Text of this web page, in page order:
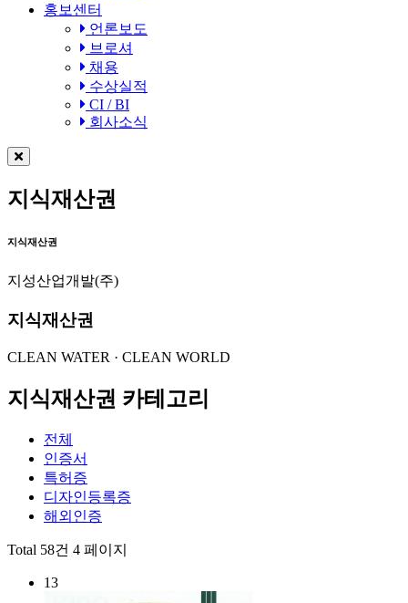
홍보센터
언론보도
브로셔
채용
수상실적
CI / BI
회사소식
지식재산권
지식재산권
지성산업개발(주)
지식재산권
CLEAN WATER · CLEAN WORLD
지식재산권 카테고리
전체
인증서
특허증
디자인등록증
해외인증
Total 58건 4 페이지
13